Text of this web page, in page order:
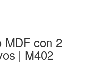
MDF con 2
| M402